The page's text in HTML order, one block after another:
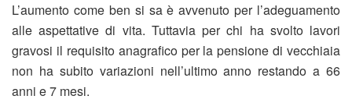
L’aumento come ben si sa è avvenuto per l’adeguamento
alle aspettative di vita. Tuttavia per chi ha svolto lavori
gravosi il requisito anagrafico per la pensione di vecchiaia
non ha subito variazioni nell’ultimo anno restando a 66
anni e 7 mesi.